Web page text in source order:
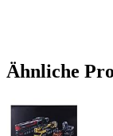
Ähnliche